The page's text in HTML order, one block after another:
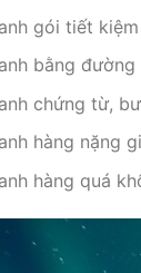
gói tiết kiệm
bằng
chứng từ,
hàng nặng
hàng quá